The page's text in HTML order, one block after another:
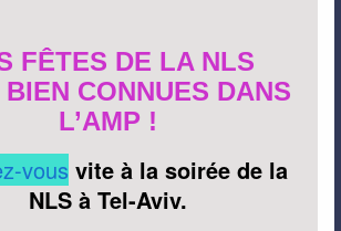
FÊTES DE LA NLS
BIEN CONNUES DANS
L’AMP !
vous vite à la soirée de la
NLS à Tel-Aviv.